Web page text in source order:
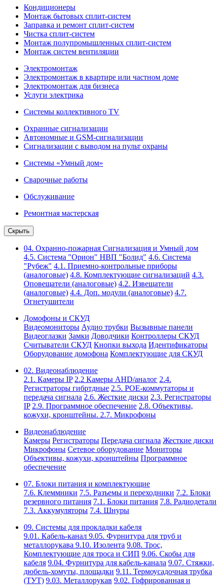
Кондиционеры
Монтаж бытовых сплит-систем
Заправка и ремонт сплит-систем
Чистка сплит-систем
Монтаж полупромышленных сплит-систем
Монтаж систем вентиляции
Электромонтаж
Электромонтаж в квартире или частном доме
Электромонтаж для бизнеса
Услуги электрика
Системы коллективного TV
Охранные сигнализации
Автономные и GSM-сигнализации
Сигнализации с выводом на пульт охраны
Системы «Умный дом»
Сварочные работы
Обслуживание
Ремонтная мастерская
Скрыть
04. Охранно-пожарная Сигнализация и Умный дом
4.5. Система "Орион" НВП "Болид" 4.6. Система
"Рубеж" 4.1. Приемно-контрольные приборы
(аналоговые) 4.8. Комплектующие сигнализаций 4.3.
Оповещатели (аналоговые) 4.2. Извещатели
(аналоговые) 4.4. Доп. модули (аналоговые) 4.7.
Огнетушители
Домофоны и СКУД
Видеомониторы Аудио трубки Вызывные панели
Видеоглазки Замки Доводчики Контроллеры СКУД
Считыватели СКУД Кнопки выхода Идентификаторы
Оборудование домофона Комплектующие для СКУД
02. Видеонаблюдение
2.1. Камеры IP 2.2 Камеры AHD/аналог 2.4.
Регистраторы гибртдные 2.5. РОЕ-коммутаторы и
передача сигнала 2.6. Жесткие диски 2.3. Регистраторы
IP 2.9. Программное обеспечение 2.8. Объективы,
кожухи, кронштейны. 2.7. Микрофоны
Видеонаблюдение
Камеры Регистраторы Передача сигнала Жесткие диски
Микрофоны Сетевое оборудование Мониторы
Объективы, кожухи, кронштейны Программное
обеспечение
07. Блоки питания и комплектующие
7.6. Клеммники 7.5. Разъемы и переходники 7.2. Блоки
резервного питания 7.1. Блоки питания 7.8. Радиодетали
7.3. Аккумуляторы 7.4. Шнуры
09. Системы для прокладки кабеля
9.01. Кабель-канал 9.05. Фурнитура для труб и
металлорукава 9.10. Изолента 9.08. Трос,
Комплектующие для троса и СИП 9.06. Скобы для
кабеля 9.04. Фурнитура для кабель-канала 9.07. Стяжки,
дюбель-хомуты, площадки 9.11. Термоусадочная трубка
(ТУТ) 9.03. Металлорукав 9.02. Гофрированная и